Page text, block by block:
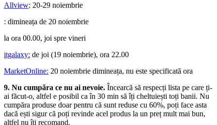
Allview: 20-29 noiembrie
: dimineața de 20 noiembrie
la ora 00.00, joi spre vineri
itgalaxy: de joi (19 noiembrie), ora 22.00
MarketOnline: 20 noiembrie dimineața, nu este specificată ora
9. Nu cumpăra ce nu ai nevoie. Încearcă să respecți lista pe care ți-
ai făcut-o, altfel e posibil ca în 30 min să îți cheltuiești toți banii. Nu
cumpăra produse doar pentru că sunt reduse cu 60%, poți face asta
dacă ești sigur că poți revinde acel produs la un preț mult mai bun,
altfel nu îți recomand.